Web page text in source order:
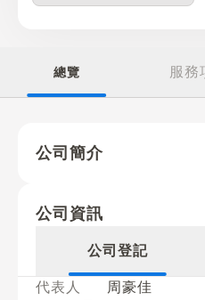
總覽 服務
公司簡介
公司資訊
公司登記
代表人
周豪佳